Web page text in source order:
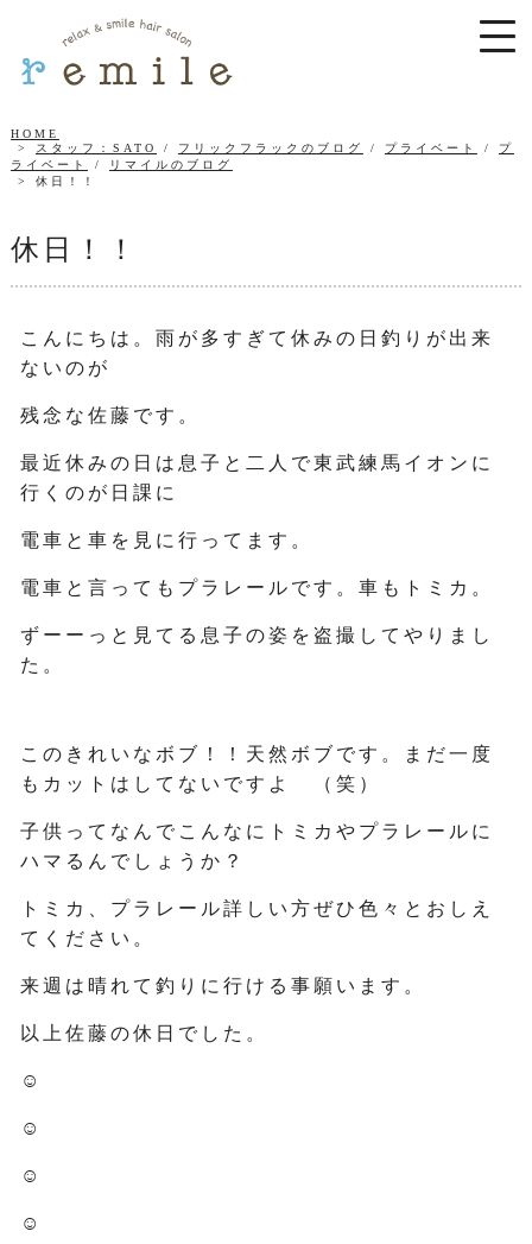
HOME
スタッフ：SATO
/ フリックフラックのブログ / プライベート / プ
ライベート
/
リマイルのブログ
休日！！
休日！！
こんにちは。雨が多すぎて休みの日釣りが出来
ないのが
残念な佐藤です。
最近休みの日は息子と二人で東武練馬イオンに
行くのが日課に
電車と車を見に行ってます。
電車と言ってもプラレールです。車もトミカ。
ずーーっと見てる息子の姿を盗撮してやりまし
た。
このきれいなボブ！！天然ボブです。まだ一度
もカットはしてないですよ （笑）
子供ってなんでこんなにトミカやプラレールに
ハマるんでしょうか？
トミカ、プラレール詳しい方ぜひ色々とおしえ
てください。
来週は晴れて釣りに行ける事願います。
以上佐藤の休日でした。
☺
☺
☺
☺